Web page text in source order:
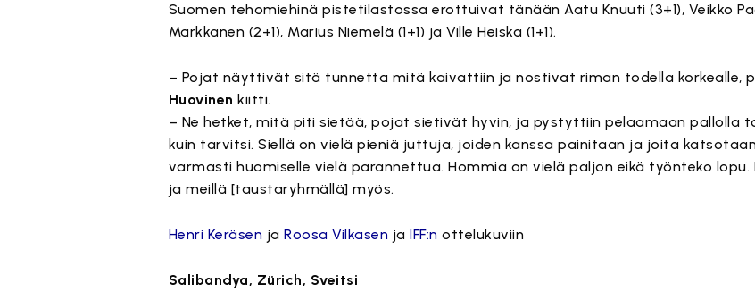
Suomen tehomiehinä pistetilastossa erottuivat tänään Aatu Knuuti (3+1), Veikko
Markkanen (2+1), Marius Niemelä (1+1) ja Ville Heiska (1+1).
– Pojat näyttivät sitä tunnetta mitä kaivattiin ja nostivat riman todella korkealle,
Huovinen kiitti.
– Ne hetket, mitä piti sietää, pojat sietivät hyvin, ja pystyttiin pelaamaan pallolla
kuin tarvitsi. Siellä on vielä pieniä juttuja, joiden kanssa painitaan ja joita
varmasti huomiselle vielä parannettua. Hommia on vielä paljon eikä työnteko
ja meillä [taustaryhmällä] myös.
Henri Keräsen jaRoosa Vilkasen jaIFF:n ottelukuviin
Salibandya, Zürich, Sveitsi